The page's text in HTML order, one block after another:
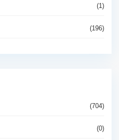
(1)
(196)
(704)
(0)